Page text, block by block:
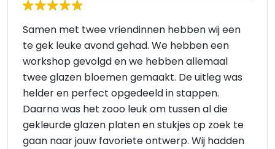
Samen met twee vriendinnen hebben wij een
te gek leuke avond gehad. We hebben een
workshop gevolgd en we hebben allemaal
twee glazen bloemen gemaakt. De uitleg was
helder en perfect opgedeeld in stappen.
Daarna was het zooo leuk om tussen al die
gekleurde glazen platen en stukjes op zoek te
gaan naar jouw favoriete ontwerp. Wij hadden